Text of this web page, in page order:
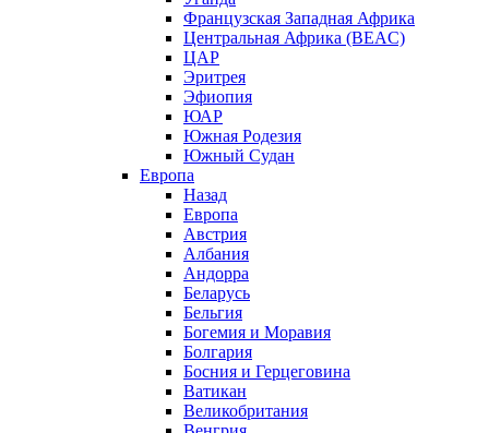
Французская Западная Африка
Центральная Африка (BEAC)
ЦАР
Эритрея
Эфиопия
ЮАР
Южная Родезия
Южный Судан
Европа
Назад
Европа
Австрия
Албания
Андорра
Беларусь
Бельгия
Богемия и Моравия
Болгария
Босния и Герцеговина
Ватикан
Великобритания